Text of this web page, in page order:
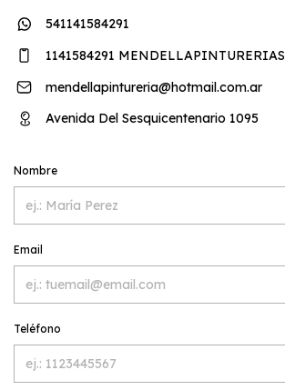
541141584291
1141584291 MENDELLAPINTURERIAS
mendellapintureria@hotmail.com.ar
Avenida Del Sesquicentenario 1095
Nombre
Email
Teléfono